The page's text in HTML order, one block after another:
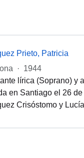
Prieto, Patricia
· 1944
lírica (Soprano) y
en Santiago el 26
Crisóstomo y